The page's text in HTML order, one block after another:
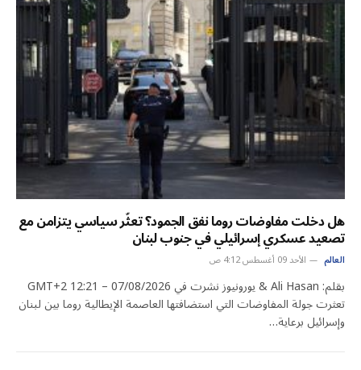
هل دخلت مفاوضات روما نفق الجمود؟ تعثّر سياسي يتزامن مع
تصعيد عسكري إسرائيلي في جنوب لبنان
العالم الأحد 09 أغسطس 4:12 ص
بقلم: Ali Hasan & يورونيوز نشرت في 07/08/2026 – 12:21 GMT+2
تعثرت جولة المفاوضات التي استضافتها العاصمة الإيطالية روما بين لبنان
وإسرائيل برعاية…